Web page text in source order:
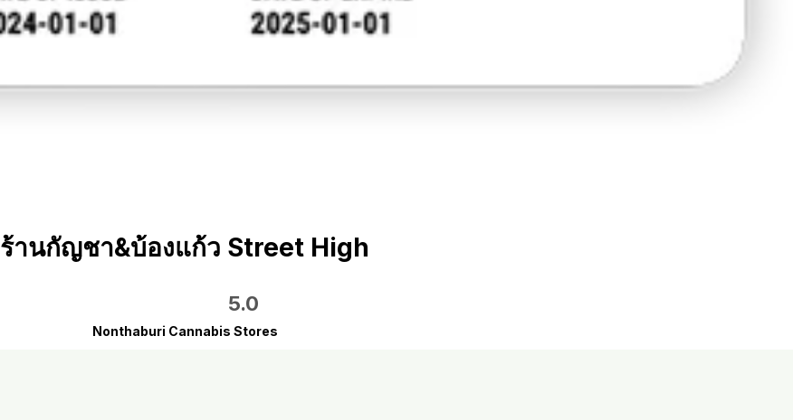
ร้านกัญชา&บ้องแก้ว Street High
5.0
Nonthaburi Cannabis Stores